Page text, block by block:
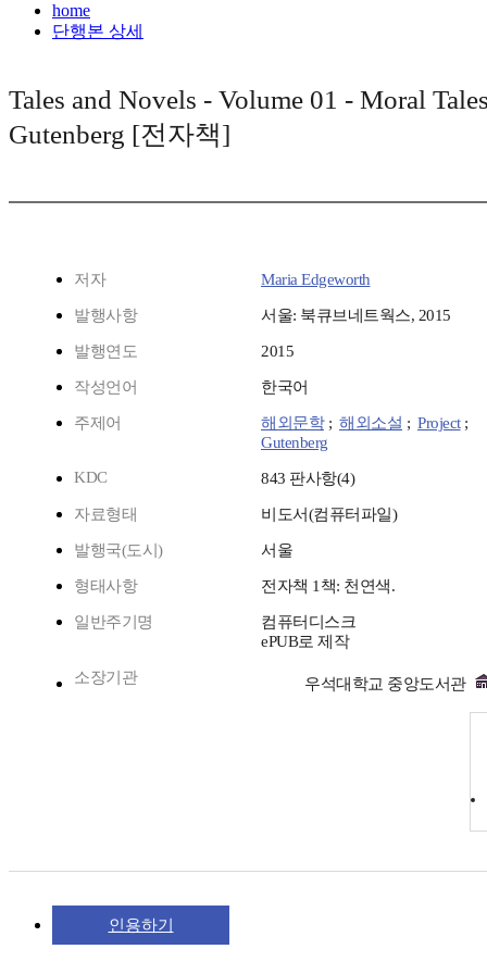
home
단행본 상세
Tales and Novels - Volume 01 - Moral
Gutenberg [전자책]
저자 Maria Edgeworth
발행사항 서울: 북큐브네트웍스, 2015
발행연도 2015
작성언어 한국어
주제어 해외문학; 해외소설 ; Project;
Gutenberg
KDC
843 판사항(4)
자료형태 비도서(컴퓨터파일)
발행국(도시) 서울
형태사항 전자책 1책: 천연색.
일반주기명
컴퓨터디스크
ePUB로 제작
소장기관 우석대학교 중앙도서관
인용하기